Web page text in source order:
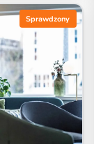
Sprawdzony